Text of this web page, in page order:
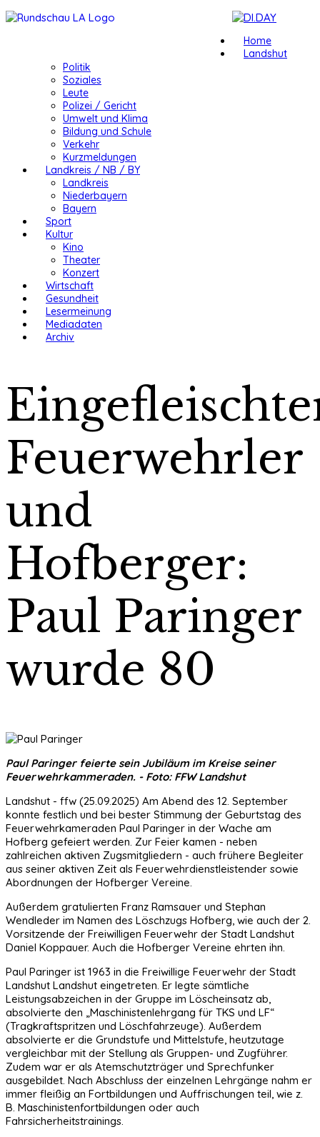
Home
Landshut
Politik
Soziales
Leute
Polizei / Gericht
Umwelt und Klima
Bildung und Schule
Verkehr
Kurzmeldungen
Landkreis / NB / BY
Landkreis
Niederbayern
Bayern
Sport
Kultur
Kino
Theater
Konzert
Wirtschaft
Gesundheit
Lesermeinung
Mediadaten
Archiv
Feuerwehrler
und
Hofberger:
Paul Paringer
wurde 80
Paul Paringer feierte sein Jubiläum im Kreise seiner
Feuerwehrkammeraden. - Foto: FFW Landshut
Landshut - ffw (25.09.2025) Am Abend des 12. September
konnte festlich und bei bester Stimmung der Geburtstag des
Feuerwehrkameraden Paul Paringer in der Wache am
Hofberg gefeiert werden. Zur Feier kamen - neben
zahlreichen aktiven Zugsmitgliedern - auch frühere Begleiter
aus seiner aktiven Zeit als Feuerwehrdienstleistender sowie
Abordnungen der Hofberger Vereine.
Außerdem gratulierten Franz Ramsauer und Stephan
Wendleder im Namen des Löschzugs Hofberg, wie auch der 2.
Vorsitzende der Freiwilligen Feuerwehr der Stadt Landshut
Daniel Koppauer. Auch die Hofberger Vereine ehrten ihn.
Paul Paringer ist 1963 in die Freiwillige Feuerwehr der Stadt
Landshut Landshut eingetreten. Er legte sämtliche
Leistungsabzeichen in der Gruppe im Löscheinsatz ab,
absolvierte den „Maschinistenlehrgang für TKS und LF“
(Tragkraftspritzen und Löschfahrzeuge). Außerdem
absolvierte er die Grundstufe und Mittelstufe, heutzutage
vergleichbar mit der Stellung als Gruppen- und Zugführer.
Zudem war er als Atemschutzträger und Sprechfunker
ausgebildet. Nach Abschluss der einzelnen Lehrgänge nahm er
immer fleißig an Fortbildungen und Auffrischungen teil, wie z.
B. Maschinistenfortbildungen oder auch
Fahrsicherheitstrainings.